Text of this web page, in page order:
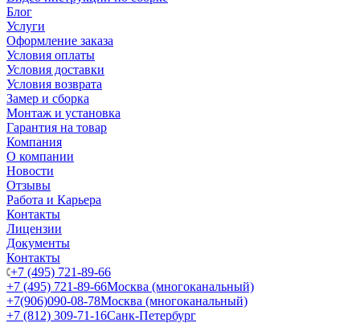
Блог
Услуги
Оформление заказа
Условия оплаты
Условия доставки
Условия возврата
Замер и сборка
Монтаж и установка
Гарантия на товар
Компания
О компании
Новости
Отзывы
Работа и Карьера
Контакты
Лицензии
Документы
Контакты
+7 (495) 721-89-66
+7 (495) 721-89-66Москва (многоканальный)
+7(906)090-08-78Москва (многоканальный)
+7 (812) 309-71-16Санк-Петербург